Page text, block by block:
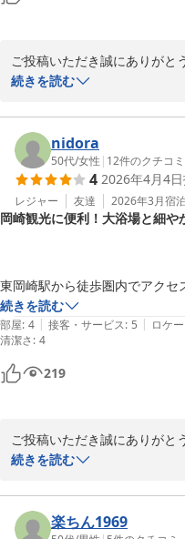
ご投稿いただき誠にありがと
数ある中から選んでいただき
からホテルへ向かう途中の、
天気にもよりますが、是非見
次回チャレンジして、当ホテ
同お待ちしております。
岡崎シングルホテル
続きを読む
nidora
50代/女性 | 12件のクチコミ
4 2026年4月4日
レジャー 友達 2026年3月宿泊
岡崎観光に便利！大浴場と細や
東岡崎駅から徒歩圏内でアクセ
でした。
岡崎城や公園がすぐ近くで、ち
きました。また、八丁味噌の「
き、工場見学もとても楽しかっ
設備面では、隣の建物にある大
いです。利用した時は他の方
じて満足度の高い滞在になりま
続きを読む
部屋: 4 | 接客・サービス: 5 | ロケ
清潔さ: 4
219
ご投稿いただき誠にありがと
とても良い時期の来て、満喫
そして、リラックス出来て満
頂き、士気が上がりました。
続きを読む
楽ちん1969